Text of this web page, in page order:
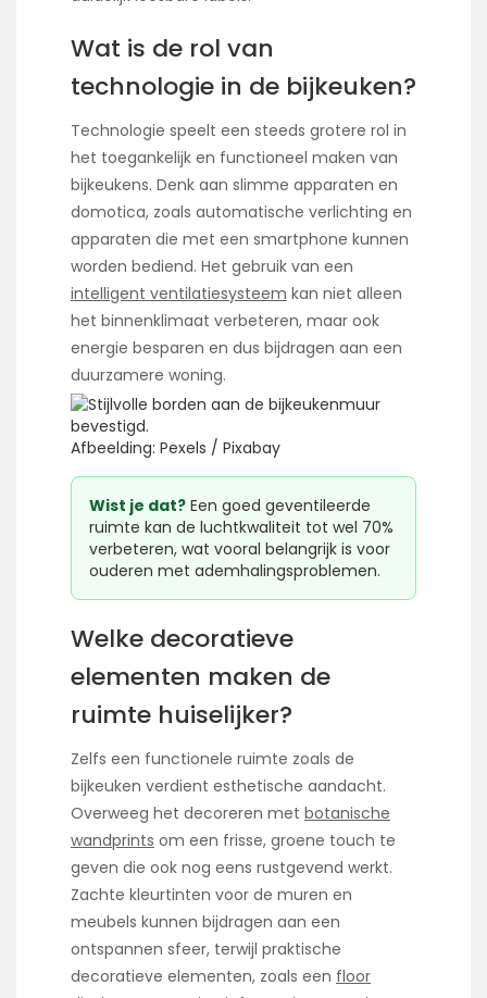
Wat is de rol van
technologie in de bijkeuken?
Technologie speelt een steeds grotere rol in
het toegankelijk en functioneel maken van
bijkeukens. Denk aan slimme apparaten en
domotica, zoals automatische verlichting en
apparaten die met een smartphone kunnen
worden bediend. Het gebruik van een
intelligent ventilatiesysteem kan niet alleen
het binnenklimaat verbeteren, maar ook
energie besparen en dus bijdragen aan een
duurzamere woning.
Afbeelding: Pexels / Pixabay
Wist je dat? Een goed geventileerde
ruimte kan de luchtkwaliteit tot wel 70%
verbeteren, wat vooral belangrijk is voor
ouderen met ademhalingsproblemen.
Welke decoratieve
elementen maken de
ruimte huiselijker?
Zelfs een functionele ruimte zoals de
bijkeuken verdient esthetische aandacht.
Overweeg het decoreren met botanische
wandprints om een frisse, groene touch te
geven die ook nog eens rustgevend werkt.
Zachte kleurtinten voor de muren en
meubels kunnen bijdragen aan een
ontspannen sfeer, terwijl praktische
decoratieve elementen, zoals een floor